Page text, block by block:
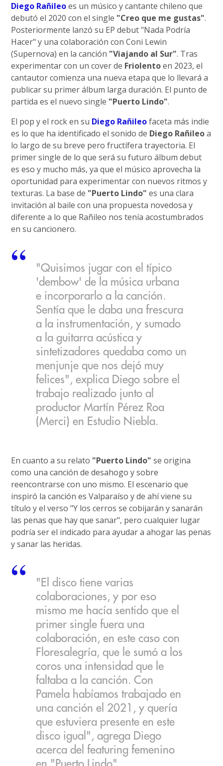
Diego Rañileoes un músico y cantante chileno que
debutó el 2020 con el single "Creo que me gustas".
Posteriormente lanzó su EP debut "Nada Podría
Hacer" y una colaboración con Coni Lewin
(Supernova) en la canción "Viajando al Sur". Tras
experimentar con un cover de Friolentoen 2023, el
cantautor comienza una nueva etapa que lo llevará a
publicar su primer álbum larga duración. El punto de
partida es el nuevo single "Puerto Lindo".
El pop y el rock en su Diego Rañileofaceta más indie
es lo que ha identificado el sonido de Diego Rañileoa
lo largo de su breve pero fructífera trayectoria. El
primer single de lo que será su futuro álbum debut
es eso y mucho más, ya que el músico aprovecha la
oportunidad para experimentar con nuevos ritmos y
texturas. La base de "Puerto Lindo" es una clara
invitación al baile con una propuesta novedosa y
diferente a lo que Rañileo nos tenía acostumbrados
en su cancionero.
"Quisimos jugar con el típico
'dembow' de la música urbana
e incorporarlo a la canción.
Sentía que le daba una frescura
a la instrumentación, y sumado
a la guitarra acústica y
sintetizadores quedaba como un
menjunje que nos dejó muy
felices", explica Diego sobre el
trabajo realizado junto al
productor Martín Pérez Roa
(Merci) en Estudio Niebla.
En cuanto a su relato "Puerto Lindo" se origina
como una canción de desahogo y sobre
reencontrarse con uno mismo. El escenario que
inspiró la canción es Valparaíso y de ahí viene su
título y el verso "Y los cerros se cobijarán y sanarán
las penas que hay que sanar", pero cualquier lugar
podría ser el indicado para ayudar a ahogar las penas
y sanar las heridas.
"El disco tiene varias
colaboraciones, y por eso
mismo me hacía sentido que el
primer single fuera una
colaboración, en este caso con
Floresalegría, que le sumó a los
coros una intensidad que le
faltaba a la canción. Con
Pamela habíamos trabajado en
una canción el 2021, y quería
que estuviera presente en este
disco igual", agrega Diego
acerca del featuring femenino